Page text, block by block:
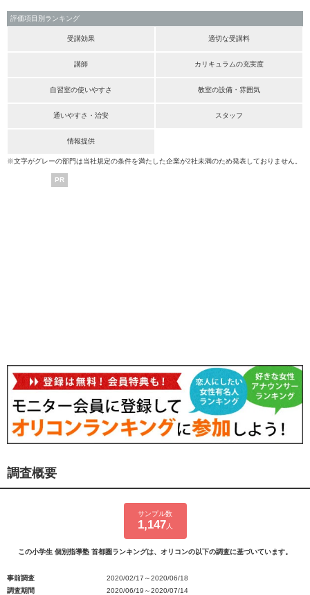
評価項目別ランキング
受講効果 適切な受講料
講師 カリキュラムの充実度
自習室の使いやすさ 教室の設備・雰囲気
通いやすさ・治安 スタッフ
情報提供
※文字がグレーの部門は当社規定の条件を満たした企業が2社未満のため発表しておりません。
PR
調査概要
サンプル数
1,147 人
この小学生 個別指導塾 首都圏ランキングは、オリコンの以下の調査に基づいています。
事前調査
2020/02/17～2020/06/18
調査期間
2020/06/19～2020/07/14